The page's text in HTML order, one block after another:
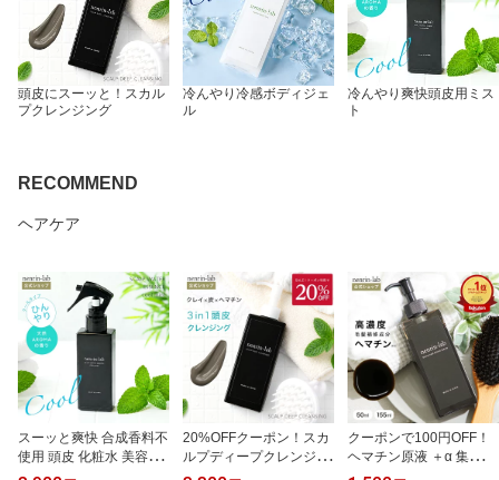
頭皮にスーッと！スカル
プクレンジング
冷んやり冷感ボディジェ
ル
冷んやり爽快頭皮用ミス
ト
RECOMMEND
ヘアケア
スーッと爽快 合成香料不
使用 頭皮 化粧水 美容液
頭皮ケア スプレー スカ
20%OFFクーポン！スカ
ルプディープクレンジン
グ クレイ 炭 ヘマチン 頭
クーポンで100円OFF！
ヘマチン原液 ＋α 集中美
容液 ブラックヘアリペア